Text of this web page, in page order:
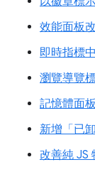
效能面板
即時指標
瀏覽導覽
記憶體面
新增「已
改善純 JS